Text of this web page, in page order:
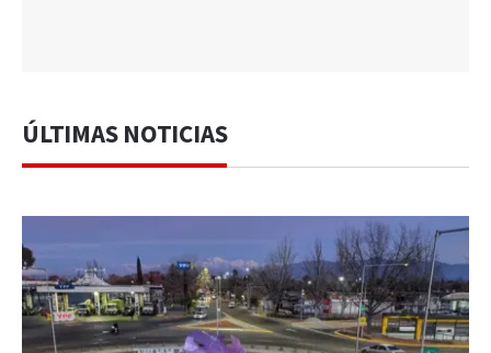
ÚLTIMAS NOTICIAS